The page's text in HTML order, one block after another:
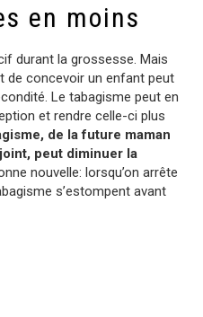
en moins
durant la grossesse. Mais
de concevoir un enfant peut
Le tabagisme peut en
et rendre celle-ci plus
de la future maman
peut diminuer la
nouvelle: lorsqu’on arrête
s’estompent avant